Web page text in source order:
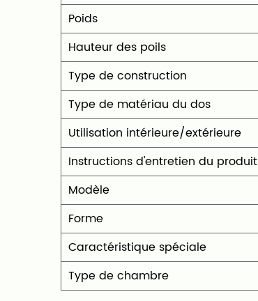
Poids
Hauteur des poils
Type de construction
Type de matériau du dos
Utilisation intérieure/extérieure
Instructions d'entretien du produit
Modèle
Forme
Caractéristique spéciale
Type de chambre